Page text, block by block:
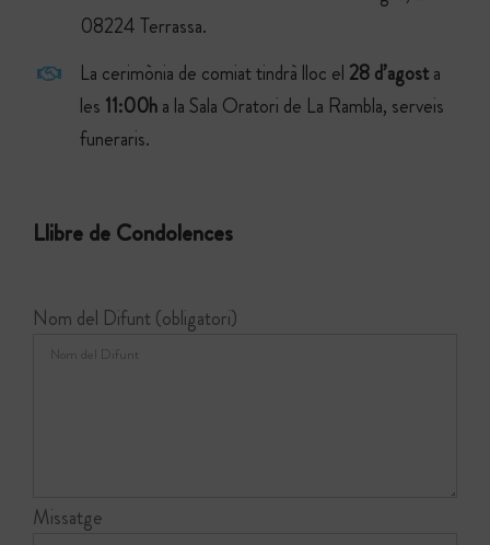
08224 Terrassa.
La cerimònia de comiat tindrà lloc el 28d’agosta
les 11:00ha la Sala Oratori de La Rambla, serveis
funeraris.
Llibre de Condolences
Nom del Difunt (obligatori)
Missatge